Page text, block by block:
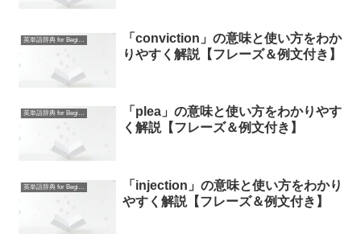
英単語辞典 for Beginners
「conviction」の意味と使い方をわか
りやすく解説【フレーズ＆例文付き】
英単語辞典 for Beginners
「plea」の意味と使い方をわかりやす
く解説【フレーズ＆例文付き】
英単語辞典 for Beginners
「injection」の意味と使い方をわかり
やすく解説【フレーズ＆例文付き】